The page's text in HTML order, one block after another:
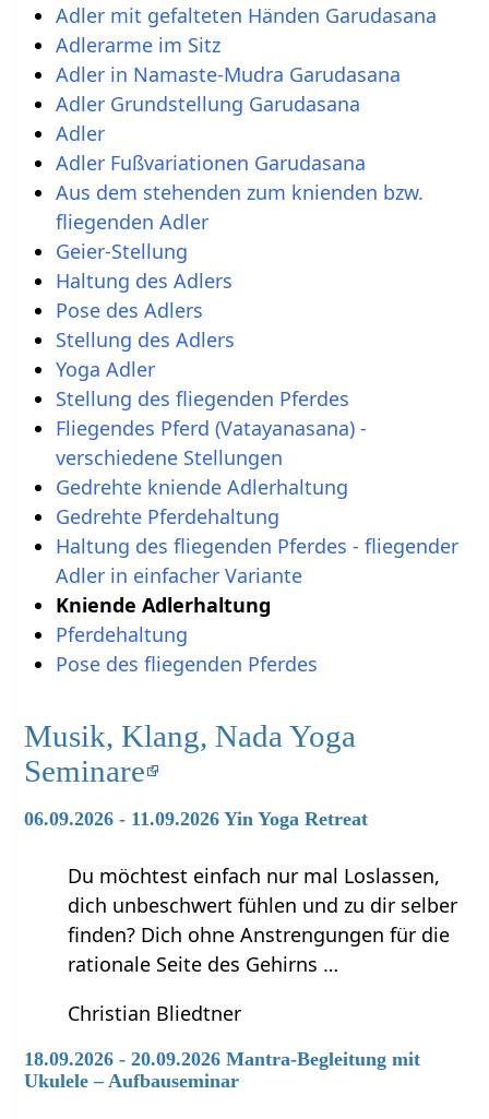
Adler mit gefalteten Händen Garudasana
Adlerarme im Sitz
Adler in Namaste-Mudra Garudasana
Adler Grundstellung Garudasana
Adler
Adler Fußvariationen Garudasana
Aus dem stehenden zum knienden bzw.
fliegenden Adler
Geier-Stellung
Haltung des Adlers
Pose des Adlers
Stellung des Adlers
Yoga Adler
Stellung des fliegenden Pferdes
Fliegendes Pferd (Vatayanasana) -
verschiedene Stellungen
Gedrehte kniende Adlerhaltung
Gedrehte Pferdehaltung
Haltung des fliegenden Pferdes - fliegender
Adler in einfacher Variante
Kniende Adlerhaltung
Pferdehaltung
Pose des fliegenden Pferdes
Musik, Klang, Nada Yoga
Seminare
06.09.2026 - 11.09.2026 Yin Yoga Retreat
Du möchtest einfach nur mal Loslassen,
dich unbeschwert fühlen und zu dir selber
finden? Dich ohne Anstrengungen für die
rationale Seite des Gehirns …
Christian Bliedtner
18.09.2026 - 20.09.2026 Mantra-Begleitung mit
Ukulele – Aufbauseminar